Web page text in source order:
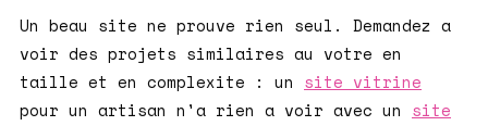
Un beau site ne prouve rien seul. Demandez a
voir des projets similaires au votre en
taille et en complexite : un site vitrine
pour un artisan n'a rien a voir avec un site